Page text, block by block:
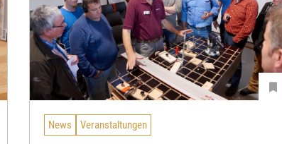
News Veranstaltungen